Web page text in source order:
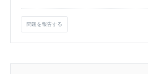
問題を報告する